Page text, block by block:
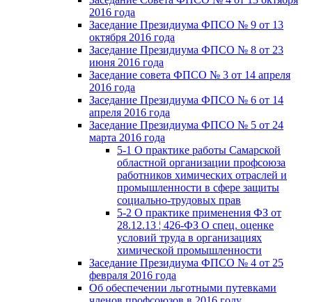
2016 года
Заседание Президиума ФПСО № 9 от 13
октября 2016 года
Заседание Президиума ФПСО № 8 от 23
июня 2016 года
Заседание совета ФПСО № 3 от 14 апреля
2016 года
Заседание Президиума ФПСО № 6 от 14
апреля 2016 года
Заседание Президиума ФПСО № 5 от 24
марта 2016 года
5-1 О практике работы Самарской
областной организации профсоюза
работников химических отраслей и
промышленности в сфере защиты
социально-трудовых прав
5-2 О практике применения ФЗ от
28.12.13 ¦ 426-ФЗ О спец. оценке
условий труда в организациях
химической промышленности
Заседание Президиума ФПСО № 4 от 25
февраля 2016 года
Об обеспечении льготными путевками